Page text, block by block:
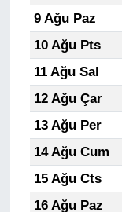
9 Ağu Paz
10 Ağu Pts
11 Ağu Sal
12 Ağu Çar
13 Ağu Per
14 Ağu Cum
15 Ağu Cts
16 Ağu Paz